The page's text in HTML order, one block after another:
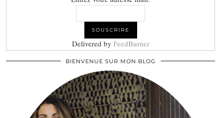
Delivered by FeedBurner
BIENVENUE SUR MON BLOG